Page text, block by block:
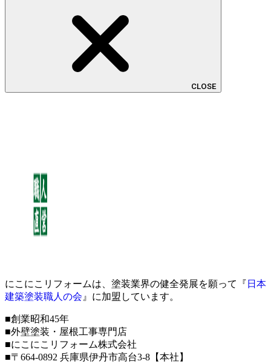
CLOSE
にこにこリフォームは、塗装業界の健全発展を願って『 日本
建築塗装職人の会 』に加盟しています。
■創業昭和45年
■外壁塗装・屋根工事専門店
■にこにこリフォーム株式会社
■〒664-0892 兵庫県伊丹市高台3-8【本社】